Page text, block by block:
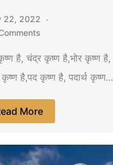
22, 2022
है, चंद्र कृष्ण है,भोर कृष्ण है,
कृष्ण है,पद कृष्ण है, पदार्थ कृष्ण...
More